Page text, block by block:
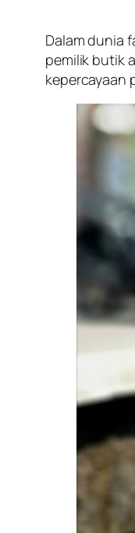
Dalam dunia
pemilik butik
kepercayaan